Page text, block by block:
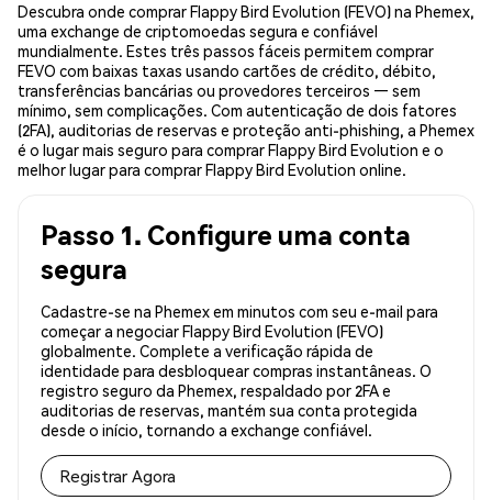
Descubra onde comprar Flappy Bird Evolution (FEVO) na Phemex,
uma exchange de criptomoedas segura e confiável
mundialmente. Estes três passos fáceis permitem comprar
FEVO com baixas taxas usando cartões de crédito, débito,
transferências bancárias ou provedores terceiros — sem
mínimo, sem complicações. Com autenticação de dois fatores
(2FA), auditorias de reservas e proteção anti-phishing, a Phemex
é o lugar mais seguro para comprar Flappy Bird Evolution e o
melhor lugar para comprar Flappy Bird Evolution online.
Passo 1. Configure uma conta
segura
Cadastre-se na Phemex em minutos com seu e-mail para
começar a negociar Flappy Bird Evolution (FEVO)
globalmente. Complete a verificação rápida de
identidade para desbloquear compras instantâneas. O
registro seguro da Phemex, respaldado por 2FA e
auditorias de reservas, mantém sua conta protegida
desde o início, tornando a exchange confiável.
Registrar Agora